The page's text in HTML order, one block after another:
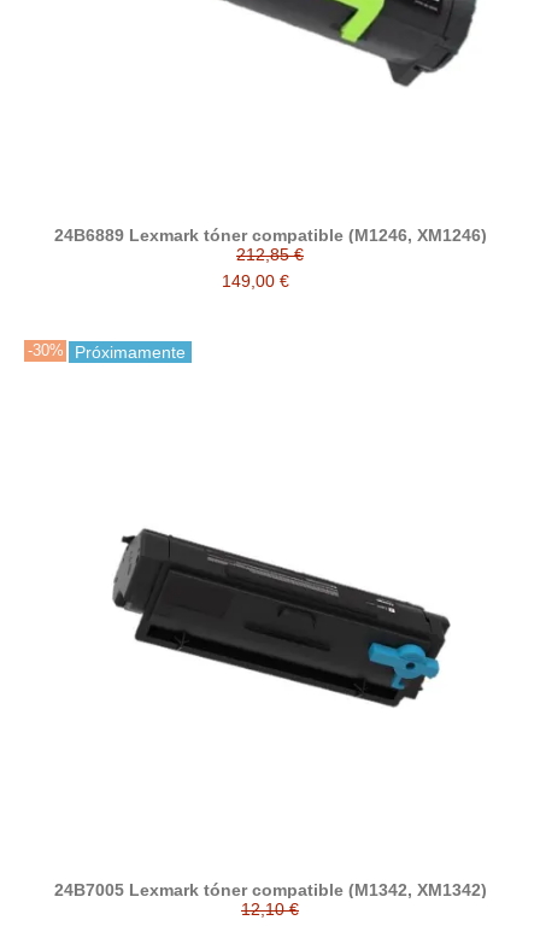
24B6889 Lexmark tóner compatible (M1246, XM1246)
212,85 €
149,00 €
-30% Próximamente
24B7005 Lexmark tóner compatible (M1342, XM1342)
12,10 €